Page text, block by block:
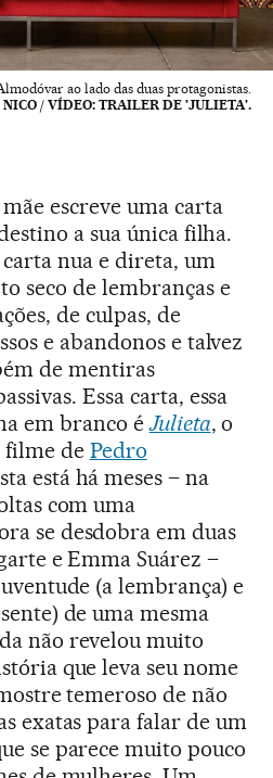
ao lado das duas protagonistas.
NICO / VÍDEO: TRAILER DE 'JULIETA'.
escreve uma carta
a sua única filha.
nua e direta, um
seco de lembranças e
de culpas, de
e abandonos e talvez
de mentiras
Essa carta, essa
em branco éJulieta, o
filme de Pedro
está há meses – na
com uma
se desdobra em duas
e Emma Suárez –
(a lembrança) e
de uma mesma
não revelou muito
que leva seu nome
temeroso de não
exatas para falar de um
se parece muito pouco